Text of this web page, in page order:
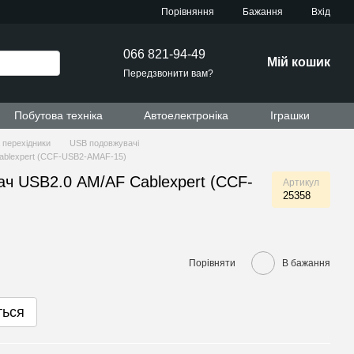
Порівняння Бажання Вхід
066 821-94-49
Передзвонити вам?
Мій кошик
Побутова техніка Автоелектроніка Іграшки
перехідники
USB подовжувачі
(CCF-USB2-AMAF-15)
USB2.0 АМ/АF Cablexpert (CCF- Артикул
25358
Порівняти В бажання